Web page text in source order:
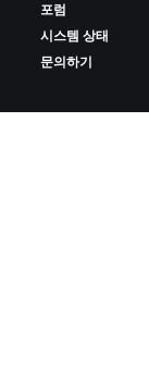
포럼
시스템 상태
문의하기